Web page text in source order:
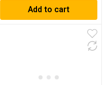
Add to cart